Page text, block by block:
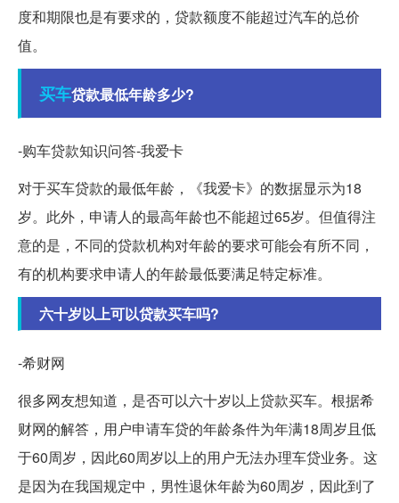
度和期限也是有要求的，贷款额度不能超过汽车的总价
值。
买车贷款最低年龄多少?
-购车贷款知识问答-我爱卡
对于买车贷款的最低年龄，《我爱卡》的数据显示为18
岁。此外，申请人的最高年龄也不能超过65岁。但值得注
意的是，不同的贷款机构对年龄的要求可能会有所不同，
有的机构要求申请人的年龄最低要满足特定标准。
六十岁以上可以贷款买车吗?
-希财网
很多网友想知道，是否可以六十岁以上贷款买车。根据希
财网的解答，用户申请车贷的年龄条件为年满18周岁且低
于60周岁，因此60周岁以上的用户无法办理车贷业务。这
是因为在我国规定中，男性退休年龄为60周岁，因此到了